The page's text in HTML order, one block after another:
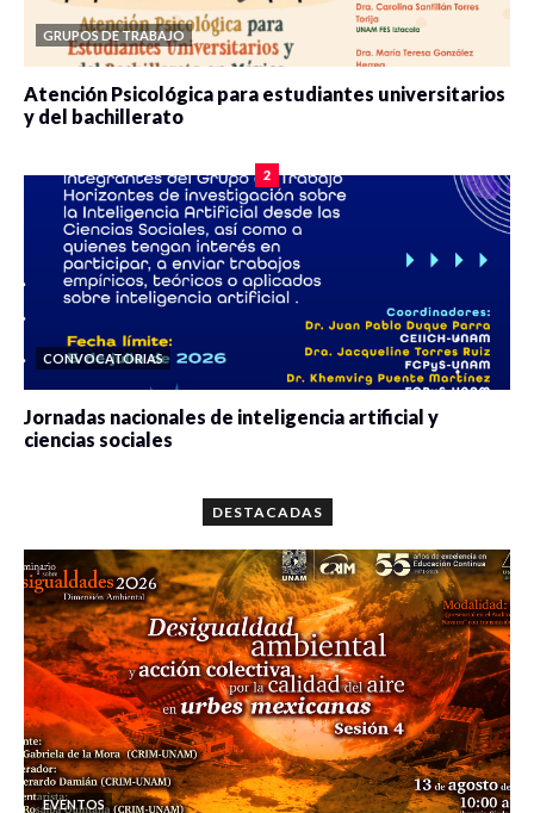
GRUPOS DE TRABAJO
Atención Psicológica para estudiantes universitarios
y del bachillerato
2
CONVOCATORIAS
Jornadas nacionales de inteligencia artificial y
ciencias sociales
DESTACADAS
EVENTOS